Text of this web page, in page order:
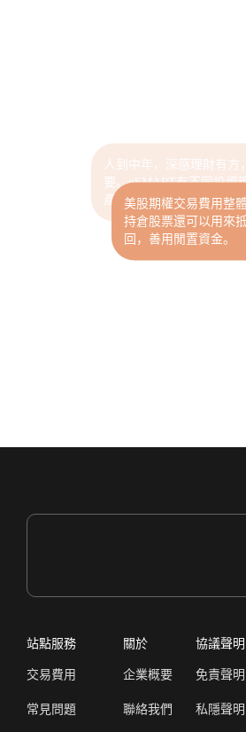
對投資新手選擇安全可
美股期權交易費用整
持倉股票還可以用來
回，善用閒置資金。
人到中年，深感理財有方
要。uSMART有不同投資
產類型的家庭作投資。
站點服務
交易費用
常見問題
關於
企業概要
聯絡我們
協議聲明
免責聲明
私隱聲明